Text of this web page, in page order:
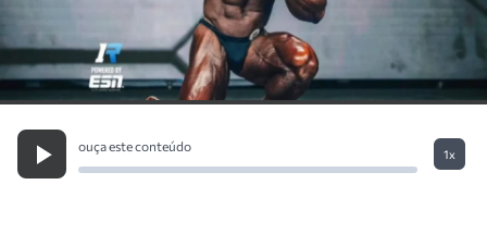
ouça este conteúdo
1x